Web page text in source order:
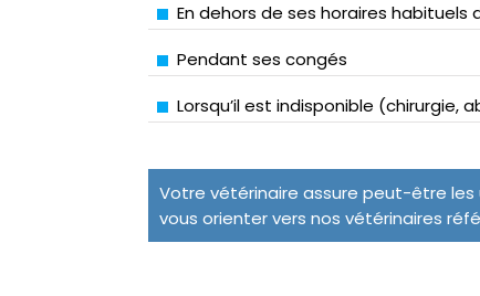
En dehors de ses horaires habituels
Pendant ses congés
Lorsqu’il est indisponible (chirurgie,
Votre vétérinaire assure peut-être
vous orienter vers nos vétérinaires